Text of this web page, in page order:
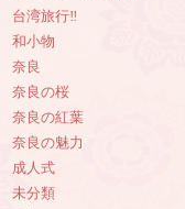
台湾旅行‼︎
和小物
奈良
奈良の桜
奈良の紅葉
奈良の魅力
成人式
未分類